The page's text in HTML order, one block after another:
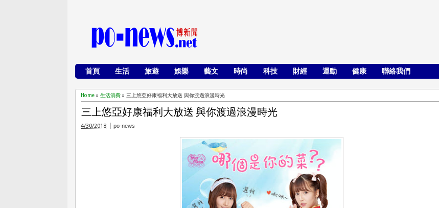
首頁 生活 旅遊 娛樂 藝文 時尚 科技 財經 運動 健康 聯絡我們
Home » 生活消費 » 三上悠亞好康福利大放送 與你渡過浪漫時光
三上悠亞好康福利大放送 與你渡過浪漫時光
4/30/2018 po-news